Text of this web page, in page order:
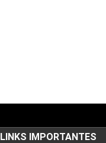
LINKS IMPORTANTES